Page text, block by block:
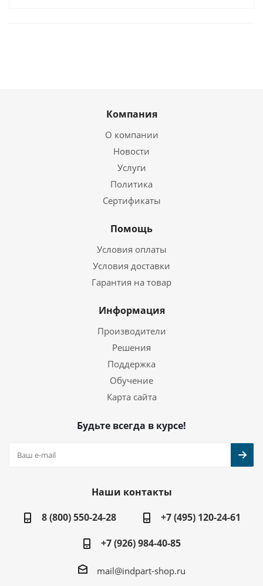
Компания
О компании
Новости
Услуги
Политика
Сертификаты
Помощь
Условия оплаты
Условия доставки
Гарантия на товар
Информация
Производители
Решения
Поддержка
Обучение
Карта сайта
Будьте всегда в курсе!
Наши контакты
8 (800) 550-24-28
+7 (495) 120-24-61
+7 (926) 984-40-85
mail@indpart-shop.ru